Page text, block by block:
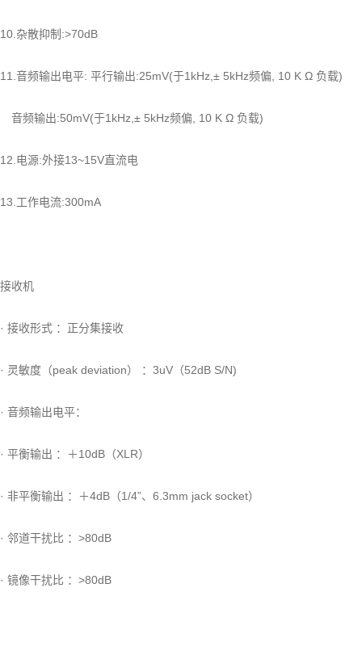
10.杂散抑制:>70dB
11.音频输出电平: 平行输出:25mV(于1kHz,± 5kHz频偏, 10 K Ω 负载)
音频输出:50mV(于1kHz,± 5kHz频偏, 10 K Ω 负载)
12.电源:外接13~15V直流电
13.工作电流:300mA
接收机
· 接收形式 ：正分集接收
· 灵敏度（peak deviation） ：3uV（52dB S/N)
· 音频输出电平：
· 平衡输出 ：＋10dB（XLR）
· 非平衡输出 ：＋4dB（1/4”、6.3mm jack socket）
· 邻道干扰比 ：>80dB
· 镜像干扰比 ：>80dB